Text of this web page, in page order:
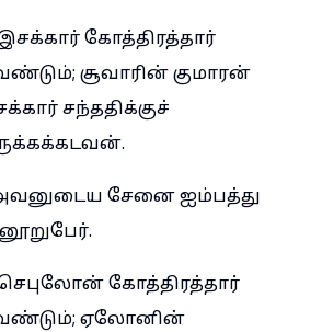
கோத்திரத்தார்
சூவாரின் குமாரன்
சந்ததிக்குச்
சேனை ஐம்பத்து
கோத்திரத்தார்
ஏலோனின்